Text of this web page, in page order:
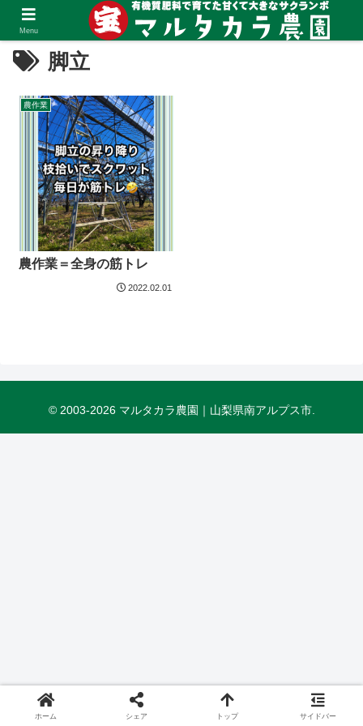
脚立
農作業
農作業＝全身の筋トレ
2022.02.01
© 2003-2026 マルタカラ農園｜山梨県南アルプス市.
Menu
ホーム シェア トップ サイドバー